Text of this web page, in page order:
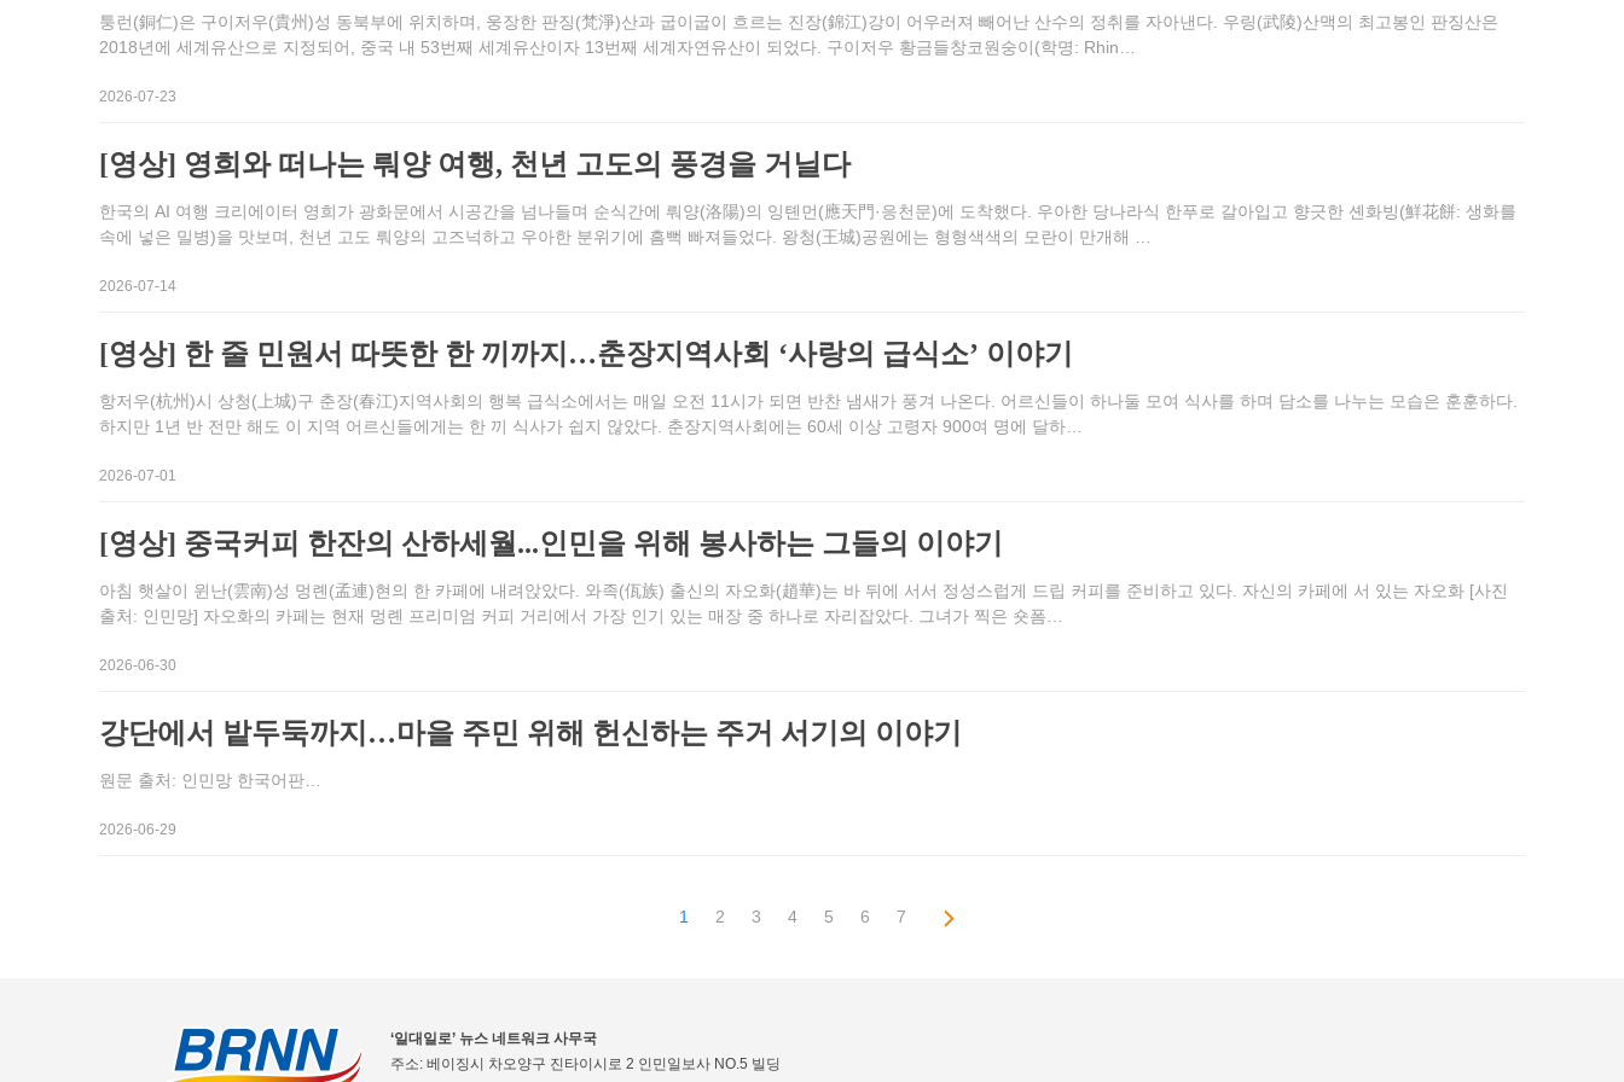
퉁런(銅仁)은 구이저우(貴州)성 동북부에 위치하며, 웅장한 판징(梵淨)산과 굽이굽이 흐르는 진장(錦江)강이 어우러져 빼어난 산수의 정취를 자아낸다. 우링(武陵)산맥의 최고봉인 판징산은
2018년에 세계유산으로 지정되어, 중국 내 53번째 세계유산이자 13번째 세계자연유산이 되었다. 구이저우 황금들창코원숭이(학명: Rhin…
2026-07-23
[영상] 영희와 떠나는 뤄양 여행, 천년 고도의 풍경을 거닐다
한국의 AI 여행 크리에이터 영희가 광화문에서 시공간을 넘나들며 순식간에 뤄양(洛陽)의 잉톈먼(應天門·응천문)에 도착했다. 우아한 당나라식 한푸로 갈아입고 향긋한 셴화빙(鮮花餅: 생화를
속에 넣은 밀병)을 맛보며, 천년 고도 뤄양의 고즈넉하고 우아한 분위기에 흠뻑 빠져들었다. 왕청(王城)공원에는 형형색색의 모란이 만개해 …
2026-07-14
[영상] 한 줄 민원서 따뜻한 한 끼까지…춘장지역사회 ‘사랑의 급식소’ 이야기
항저우(杭州)시 상청(上城)구 춘장(春江)지역사회의 행복 급식소에서는 매일 오전 11시가 되면 반찬 냄새가 풍겨 나온다. 어르신들이 하나둘 모여 식사를 하며 담소를 나누는 모습은 훈훈하다.
하지만 1년 반 전만 해도 이 지역 어르신들에게는 한 끼 식사가 쉽지 않았다. 춘장지역사회에는 60세 이상 고령자 900여 명에 달하…
2026-07-01
[영상] 중국커피 한잔의 산하세월...인민을 위해 봉사하는 그들의 이야기
아침 햇살이 윈난(雲南)성 멍롄(孟連)현의 한 카페에 내려앉았다. 와족(佤族) 출신의 자오화(趙華)는 바 뒤에 서서 정성스럽게 드립 커피를 준비하고 있다. 자신의 카페에 서 있는 자오화 [사진
출처: 인민망] 자오화의 카페는 현재 멍롄 프리미엄 커피 거리에서 가장 인기 있는 매장 중 하나로 자리잡았다. 그녀가 찍은 숏폼…
2026-06-30
강단에서 밭두둑까지…마을 주민 위해 헌신하는 주거 서기의 이야기
원문 출처: 인민망 한국어판…
2026-06-29
1 2 3 4 5 6 7
‘일대일로’ 뉴스 네트워크 사무국
주소: 베이징시 차오양구 진타이시로 2 인민일보사 NO.5 빌딩